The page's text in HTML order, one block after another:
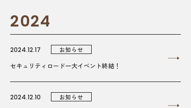
2024
2024.12.17 お知らせ
セキュリティロード一大イベント終結！
2024.12.10 お知らせ